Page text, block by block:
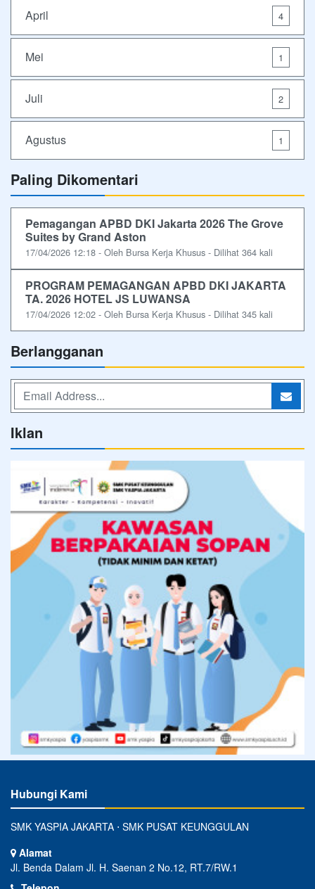
April 4
Mei 1
Juli 2
Agustus 1
Paling Dikomentari
Pemagangan APBD DKI Jakarta 2026 The Grove
Suites by Grand Aston
17/04/2026 12:18 - Oleh Bursa Kerja Khusus - Dilihat 364 kali
PROGRAM PEMAGANGAN APBD DKI JAKARTA
TA. 2026 HOTEL JS LUWANSA
17/04/2026 12:02 - Oleh Bursa Kerja Khusus - Dilihat 345 kali
Berlangganan
Iklan
Hubungi Kami
SMK YASPIA JAKARTA ⋅ SMK PUSAT KEUNGGULAN
Alamat
Jl. Benda Dalam Jl. H. Saenan 2 No.12, RT.7/RW.1